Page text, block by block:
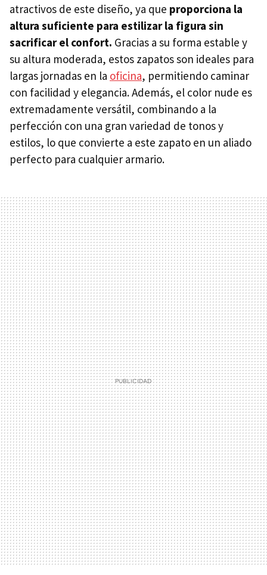
atractivos de este diseño, ya que proporciona la
altura suficiente para estilizar la figura sin
sacrificar el confort. Gracias a su forma estable y
su altura moderada, estos zapatos son ideales para
largas jornadas en la oficina, permitiendo caminar
con facilidad y elegancia. Además, el color nude es
extremadamente versátil, combinando a la
perfección con una gran variedad de tonos y
estilos, lo que convierte a este zapato en un aliado
perfecto para cualquier armario.